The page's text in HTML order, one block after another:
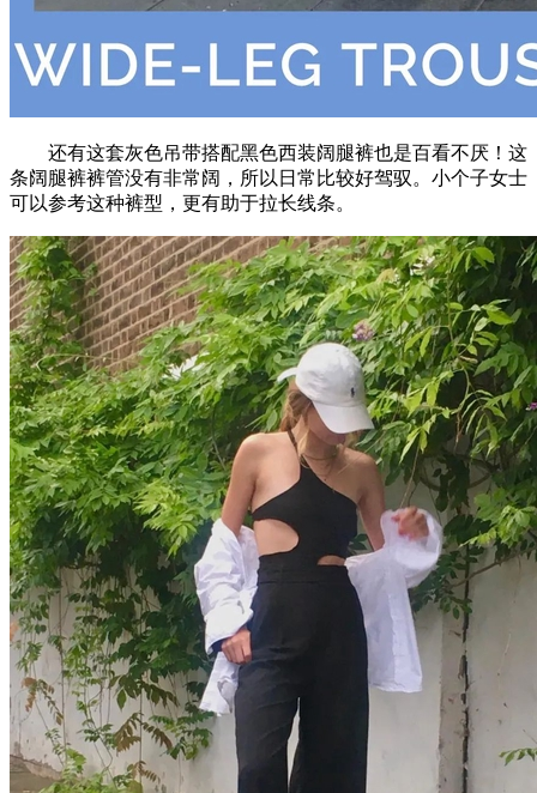
还有这套灰色吊带搭配黑色西装阔腿裤也是百看不厌！这
条阔腿裤裤管没有非常阔，所以日常比较好驾驭。小个子女士
可以参考这种裤型，更有助于拉长线条。